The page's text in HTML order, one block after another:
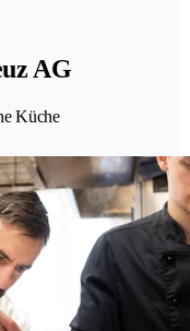
AG
Küche